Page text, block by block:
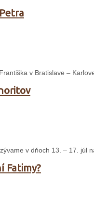
v Bratislave –
v dňoch 13. – 17. júl
Fatimy?